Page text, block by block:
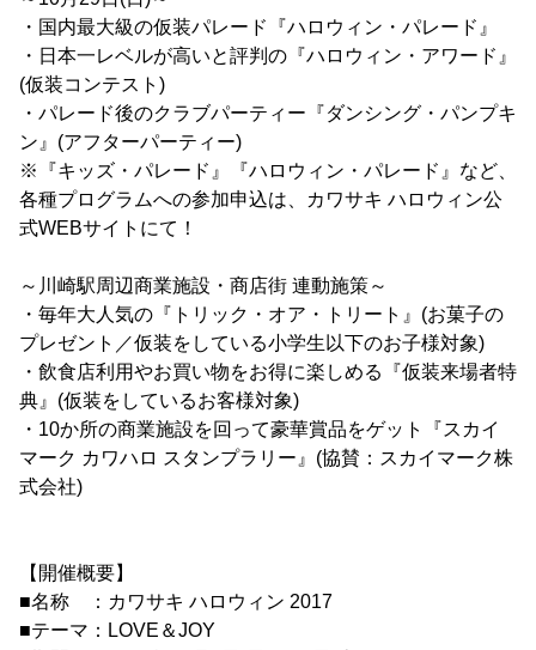
・国内最大級の仮装パレード『ハロウィン・パレード』
・日本一レベルが高いと評判の『ハロウィン・アワード』
(仮装コンテスト)
・パレード後のクラブパーティー『ダンシング・パンプキ
ン』(アフターパーティー)
※『キッズ・パレード』『ハロウィン・パレード』など、
各種プログラムへの参加申込は、カワサキ ハロウィン公
式WEBサイトにて！
～川崎駅周辺商業施設・商店街 連動施策～
・毎年大人気の『トリック・オア・トリート』(お菓子の
プレゼント／仮装をしている小学生以下のお子様対象)
・飲食店利用やお買い物をお得に楽しめる『仮装来場者特
典』(仮装をしているお客様対象)
・10か所の商業施設を回って豪華賞品をゲット『スカイ
マーク カワハロ スタンプラリー』(協賛：スカイマーク株
式会社)
【開催概要】
■名称 ：カワサキ ハロウィン 2017
■テーマ：LOVE＆JOY